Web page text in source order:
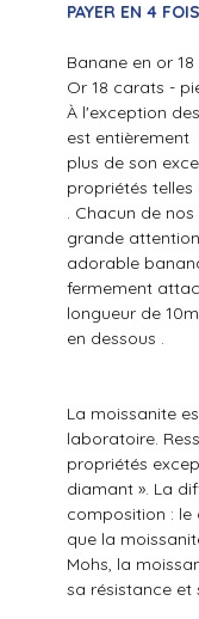
PAYER EN 4
Banane en or
Or 18 carats -
À l'exception
est entièrement
plus de son
propriétés
. Chacun de
grande
adorable
fermement
longueur de
en dessous .
La moissanite
laboratoire.
propriétés
diamant ». La
composition :
que la
Mohs, la
sa résistance et